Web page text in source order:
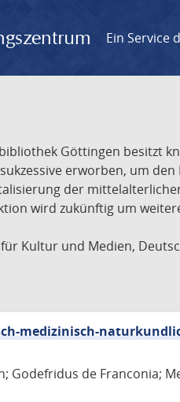
Ein Service
Göttingen besitzt
erworben, um
der
wird zukünftig um
Kultur und Medien,
medizinisch-
Godefridus de Franconia;